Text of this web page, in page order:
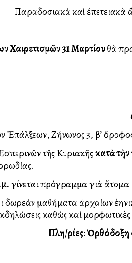
ἐπετειακὰ ἄσματα
Χαιρετισμῶν31Μαρτίουθὰ
Ζήνωνος 3, β’
τῆς Κυριακῆςκατὰ
γίνεται πρόγραμμα γιὰ ἄτομα
μαθήματα ἀρχαίων
καθὼς καὶ
Πλη/ρίες: Ὁρθόδοξη